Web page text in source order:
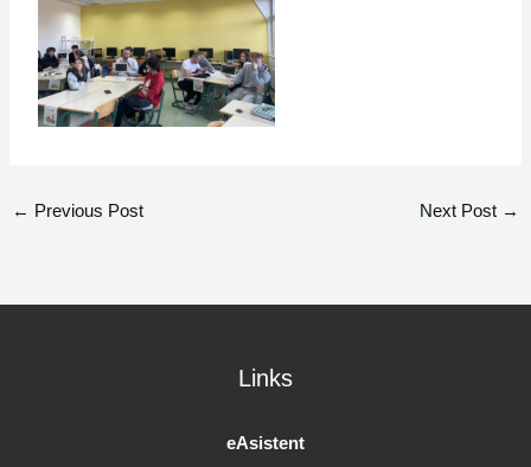
← Previous Post Next Post →
Links
eAsistent